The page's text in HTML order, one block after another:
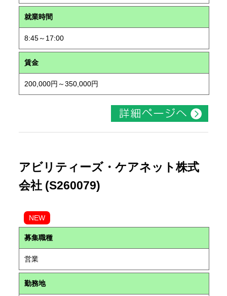
就業時間
8:45～17:00
賃金
200,000円～350,000円
アビリティーズ・ケアネット株式
会社 (S260079)
NEW
募集職種
営業
勤務地